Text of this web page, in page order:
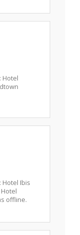
Hotel
Hotel Ibis
offline.